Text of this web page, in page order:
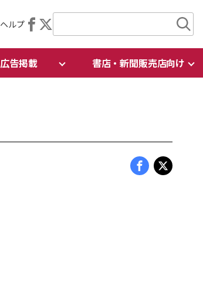
ヘルプ
広告掲載 書店・新聞販売店向け